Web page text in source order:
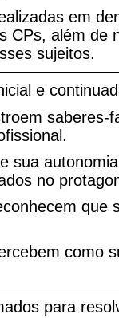
em
CPs, além de
sujeitos.
e
sua
no
que
como
para